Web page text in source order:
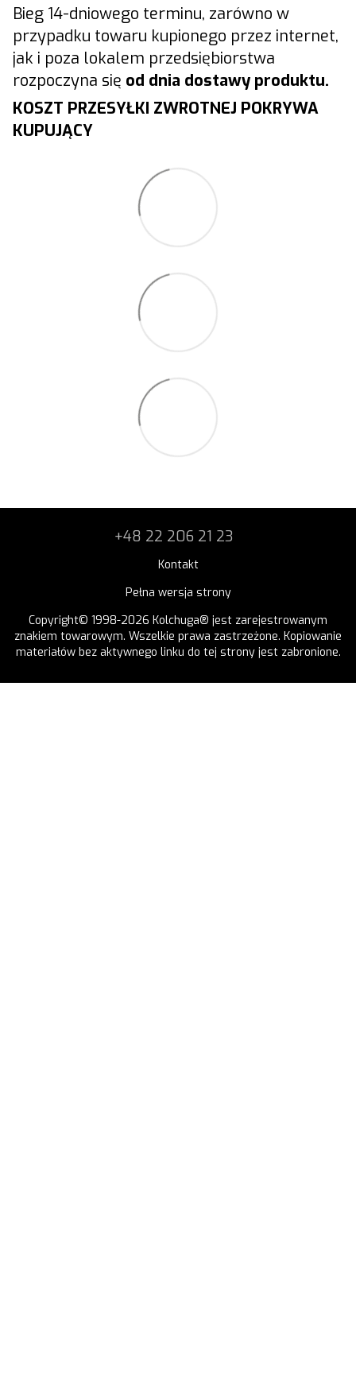
Bieg 14-dniowego terminu, zarówno w
przypadku towaru kupionego przez internet,
jak i poza lokalem przedsiębiorstwa
rozpoczyna się od dnia dostawy produktu.
KOSZT PRZESYŁKI ZWROTNEJ POKRYWA
KUPUJĄCY
+48 22 206 21 23
Kontakt
Pełna wersja strony
Copyright© 1998-2026 Kolchuga® jest zarejestrowanym
znakiem towarowym. Wszelkie prawa zastrzeżone. Kopiowanie
materiałów bez aktywnego linku do tej strony jest zabronione.